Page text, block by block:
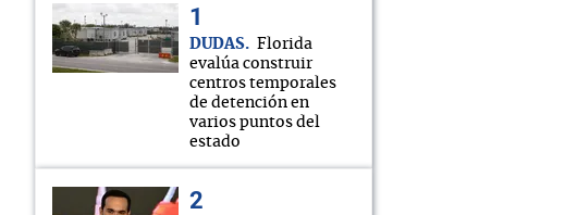
DUDAS
Florida
evalúa construir
centros temporales
de detención en
varios puntos del
estado